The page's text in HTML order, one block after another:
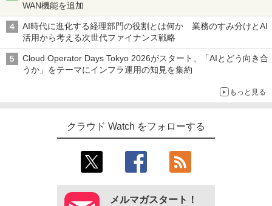
WAN機能を追加
AI時代に進化する経理部門の役割とは何か 業務のすみ分けとAI
活用から考える次世代ファイナンス戦略
Cloud Operator Days Tokyo 2026がスタート、「AIとどう向き合
うか」をテーマにインフラ運用の知見を集約
もっと見る
クラウド Watch をフォローする
メルマガスタート！